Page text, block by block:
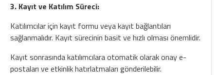
3. Kayıt ve Katılım Süreci:
Katılımcılar için kayıt formu veya kayıt bağlantıları
sağlanmalıdır. Kayıt sürecinin basit ve hızlı olması önemlidir.
Kayıt sonrasında katılımcılara otomatik olarak onay e-
postaları ve etkinlik hatırlatmaları gönderilebilir.